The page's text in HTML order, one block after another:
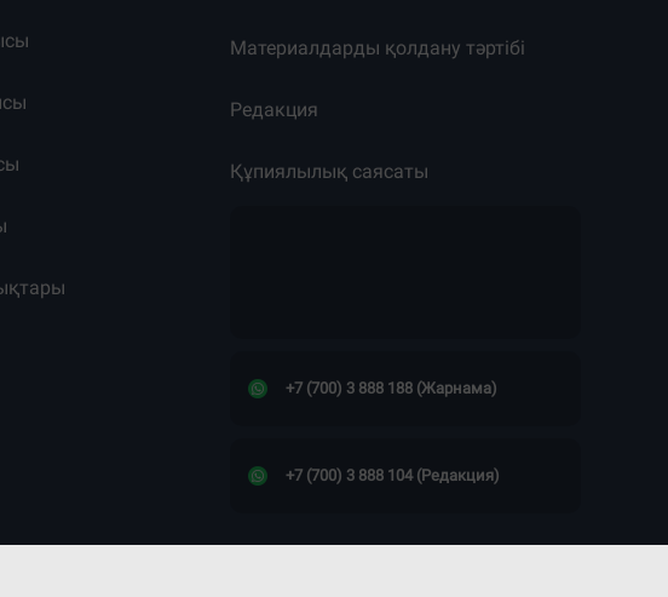
Материалдарды қолдану тәртібі
Редакция
Құпиялылық саясаты
+7 (700) 3 888 188 (Жарнама)
+7 (700) 3 888 104 (Редакция)